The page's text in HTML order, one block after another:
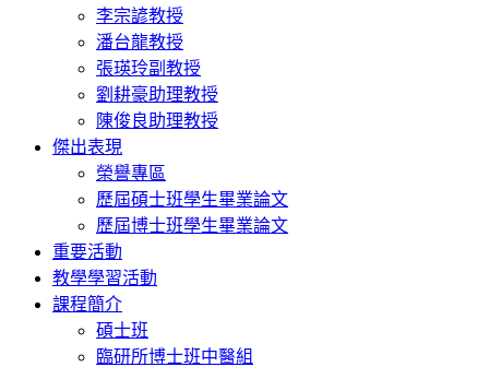
李宗諺教授
潘台龍教授
張瑛玲副教授
劉耕豪助理教授
陳俊良助理教授
傑出表現
榮譽專區
歷屆碩士班學生畢業論文
歷屆博士班學生畢業論文
重要活動
教學學習活動
課程簡介
碩士班
臨研所博士班中醫組